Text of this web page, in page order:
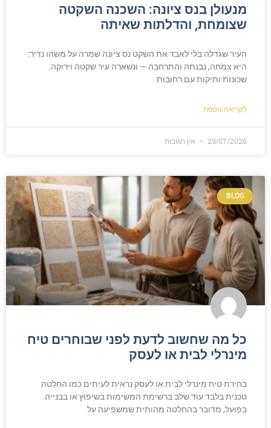
מנעולן בנס ציונה: השכנה השקטה
שצומחת, והדלתות שאיתה
העיר שגדלה בלי לאבד את השקט נס ציונה שמרה על משהו נדיר:
היא צמחה, נבנתה והתרחבה — ונשארה עיר שקטה וירוקה.
שכונות ותיקות עם רחובות
לקריאה נוספת
23/07/2026 אין תגובות
BLOG
כל מה שחשוב לדעת לפני שבוחרים טיח
מינרלי לבית או לעסק
בחירת טיח מינרלי לבית או לעסק נראית לעיתים כמו החלטה
טכנית בלבד עוד שלב ברשימת המשימות בשיפוץ או בבנייה.
בפועל, מדובר בהחלטה מהותית שמשפיעה על